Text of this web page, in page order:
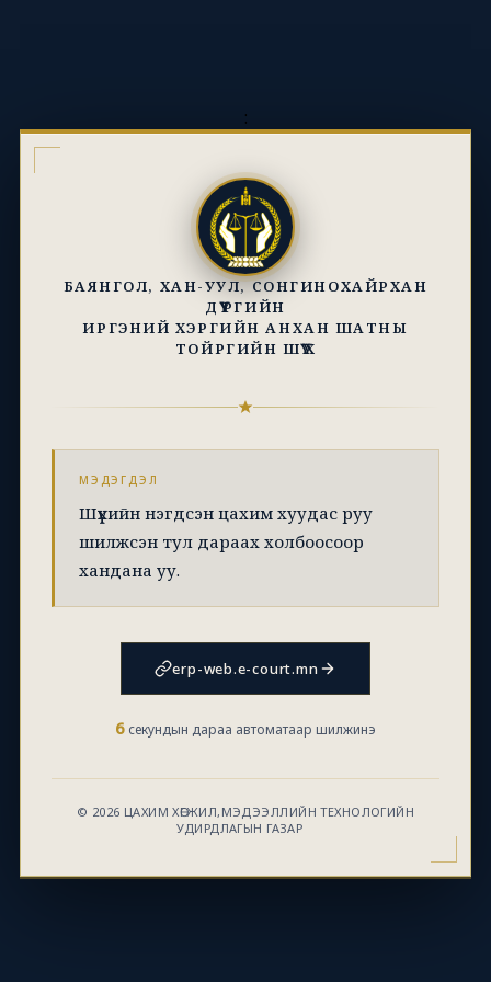
:
БАЯНГОЛ, ХАН-УУЛ, СОНГИНОХАЙРХАН
ДҮҮРГИЙН
ИРГЭНИЙ ХЭРГИЙН АНХАН ШАТНЫ
ТОЙРГИЙН ШҮҮХ
МЭДЭГДЭЛ
Шүүхийн нэгдсэн цахим хуудас руу
шилжсэн тул дараах холбоосоор
хандана уу.
erp-web.e-court.mn
6 секундын дараа автоматаар шилжинэ
© 2026 ЦАХИМ ХӨГЖИЛ,МЭДЭЭЛЛИЙН ТЕХНОЛОГИЙН
УДИРДЛАГЫН ГАЗАР